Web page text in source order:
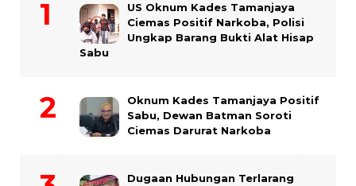
US Oknum Kades Tamanjaya
Ciemas Positif Narkoba, Polisi
Ungkap Barang Bukti Alat Hisap
Sabu
Oknum Kades Tamanjaya Positif
Sabu, Dewan Batman Soroti
Ciemas Darurat Narkoba
Dugaan Hubungan Terlarang